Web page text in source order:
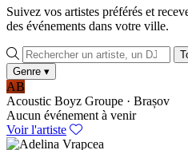
Suivez vos artistes préférés et
des événements dans votre ville.
Genre ▾
AB
Acoustic Boyz Groupe · Brașov
Aucun événement à venir
Voir l'artiste